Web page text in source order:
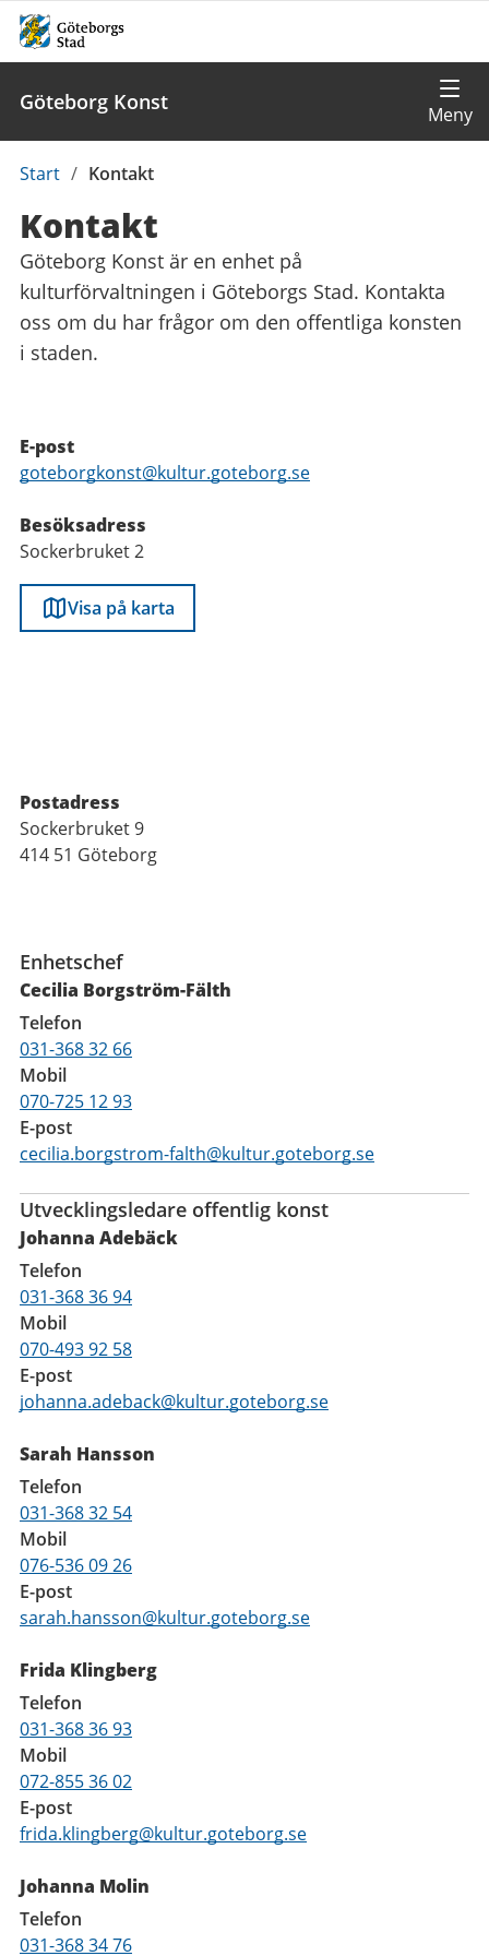
Göteborg Konst
Du
här:
Start / Kontakt
Kontakt
Göteborg Konst är en enhet på
kulturförvaltningen i Göteborgs Stad. Kontakta
oss om du har frågor om den offentliga konsten
i staden.
Kontaktuppgifter
E-post
E-
goteborgkonst@kultur.goteborg.se
Besöksadress
Sockerbruket 2
Visa på karta
Postadress
Sockerbruket 9
414 51 Göteborg
Enhetschef
Cecilia Borgström-Fälth
Telefon
031-368 32 66
Mobil
070-725 12 93
E-post
cecilia.borgstrom-falth@kultur.goteborg.se
Utvecklingsledare offentlig konst
Johanna Adebäck
Telefon
031-368 36 94
Mobil
070-493 92 58
E-post
johanna.adeback@kultur.goteborg.se
Sarah Hansson
Telefon
031-368 32 54
Mobil
076-536 09 26
E-post
sarah.hansson@kultur.goteborg.se
Frida Klingberg
Telefon
031-368 36 93
Mobil
072-855 36 02
E-post
frida.klingberg@kultur.goteborg.se
Johanna Molin
Telefon
031-368 34 76